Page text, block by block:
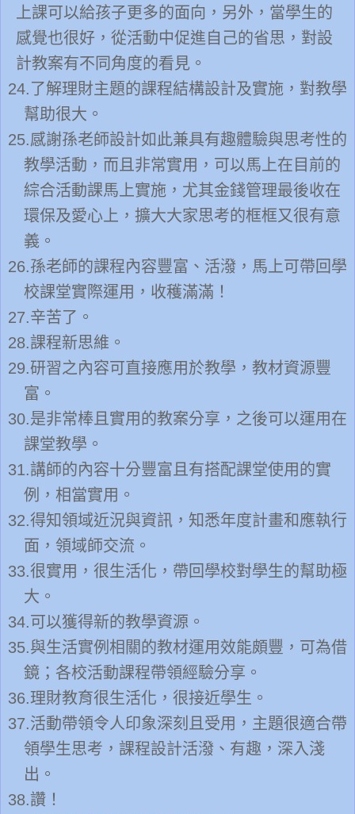
上課可以給孩子更多的面向，另外，當學生的
感覺也很好，從活動中促進自己的省思，對設
計教案有不同角度的看見。
24.了解理財主題的課程結構設計及實施，對教學
幫助很大。
25.感謝孫老師設計如此兼具有趣體驗與思考性的
教學活動，而且非常實用，可以馬上在目前的
綜合活動課馬上實施，尤其金錢管理最後收在
環保及愛心上，擴大大家思考的框框又很有意
義。
26.孫老師的課程內容豐富、活潑，馬上可帶回學
校課堂實際運用，收穫滿滿！
27.辛苦了。
28.課程新思維。
29.研習之內容可直接應用於教學，教材資源豐
富。
30.是非常棒且實用的教案分享，之後可以運用在
課堂教學。
31.講師的內容十分豐富且有搭配課堂使用的實
例，相當實用。
32.得知領域近況與資訊，知悉年度計畫和應執行
面，領域師交流。
33.很實用，很生活化，帶回學校對學生的幫助極
大。
34.可以獲得新的教學資源。
35.與生活實例相關的教材運用效能頗豐，可為借
鏡；各校活動課程帶領經驗分享。
36.理財教育很生活化，很接近學生。
37.活動帶領令人印象深刻且受用，主題很適合帶
領學生思考，課程設計活潑、有趣，深入淺
出。
38.讚！